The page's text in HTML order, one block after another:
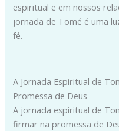
espiritual e em nossos
jornada de Tomé é uma
fé.
A Jornada Espiritual de
Promessa de Deus
A jornada espiritual de
firmar na promessa de